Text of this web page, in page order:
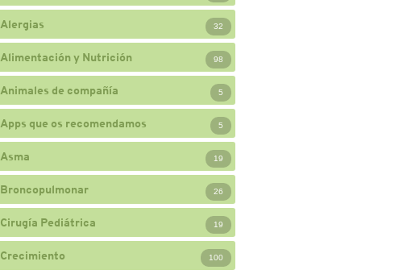
Alergias 32
Alimentación y Nutrición 98
Animales de compañía 5
Apps que os recomendamos 5
Asma 19
Broncopulmonar 26
Cirugía Pediátrica 19
Crecimiento 100